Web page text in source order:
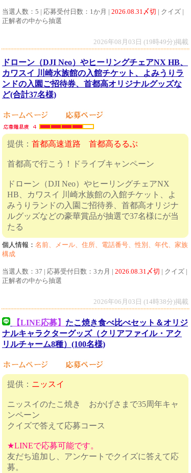
当選人数：5 | 応募受付日数：1か月 | 2026.08.31〆切 | クイズ |
正解者の中から抽選
2026年08月03日 (19時49分)掲載
ドローン（DJI Neo）やヒーリングチェアNX HB、
カワスイ 川崎水族館の入館チケット、よみうりラ
ンドの入園ご招待券、首都高オリジナルグッズな
ど(合計37名様)
提供： 首都高速道路 首都高るるぶ
首都高で行こう！ドライブキャンペーン
ドローン（DJI Neo）やヒーリングチェアNX
HB、カワスイ 川崎水族館の入館チケット、よ
みうりランドの入園ご招待券、首都高オリジナ
ルグッズなどの豪華賞品が抽選で37名様にが当
たる
個人情報： 名前、メール、住所、電話番号、性別、年代、家族
構成
当選人数：37 | 応募受付日数：3カ月 | 2026.08.31〆切 | クイズ |
正解者の中から抽選
2026年06月03日 (14時38分)掲載
【LINE応募】 たこ焼き食べ比べセット＆オリジ
ナルキャラクターグッズ（クリアファイル・アク
リルチャーム8種）(100名様)
提供： ニッスイ
ニッスイのたこ焼き おかげさまで35周年キャ
ンペーン
クイズで答えて応募コース
★LINEで応募可能です。
友だち追加し、アンケートでクイズに答えて応
募。